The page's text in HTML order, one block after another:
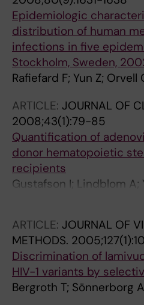
Epidemiologic
distribution of human
infections in five
Stockholm, Sweden,
Rafiefard F; Yun Z; Orvell
ARTICLE: JOURNAL OF
2008;43(1):79-85
Quantification of
donor hematopoietic
recipients
Gustafson I; Lindblom A;
Engstrom L;
ARTICLE: JOURNAL OF
METHODS.
Discrimination of
HIV-1 variants by
Bergroth T; Sönnerborg